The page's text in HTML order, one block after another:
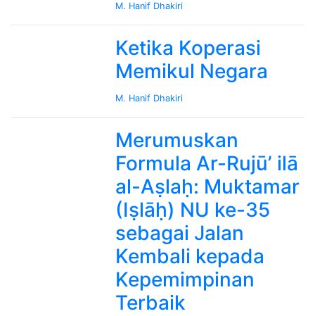
M. Hanif Dhakiri
Ketika Koperasi
Memikul Negara
M. Hanif Dhakiri
Merumuskan
Formula Ar-Rujū’ ilā
al-Aṣlaḥ: Muktamar
(Iṣlāḥ) NU ke-35
sebagai Jalan
Kembali kepada
Kepemimpinan
Terbaik